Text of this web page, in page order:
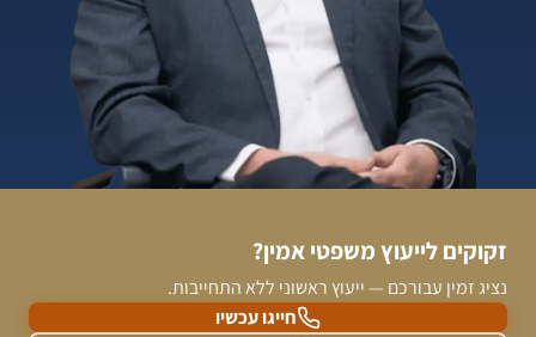
זקוקים לייעוץ משפטי אמין?
נציג זמין עבורכם — ייעוץ ראשוני ללא התחייבות.
חייגו עכשיו